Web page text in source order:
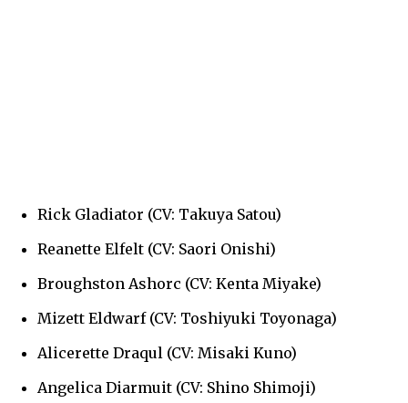
Rick Gladiator (CV: Takuya Satou)
Reanette Elfelt (CV: Saori Onishi)
Broughston Ashorc (CV: Kenta Miyake)
Mizett Eldwarf (CV: Toshiyuki Toyonaga)
Alicerette Draqul (CV: Misaki Kuno)
Angelica Diarmuit (CV: Shino Shimoji)